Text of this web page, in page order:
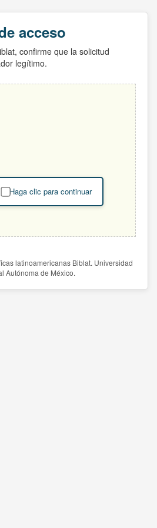
acceso
confirme que la solicitud
legítimo.
Haga clic para continuar
latinoamericanas Biblat. Universidad
Autónoma de México.